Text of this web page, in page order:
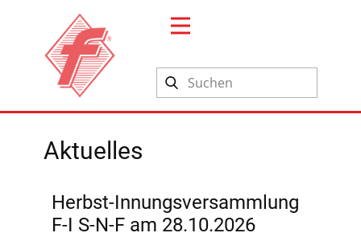
Search
Aktuelles
Herbst-Innungsversammlung
F-I S-N-F am 28.10.2026